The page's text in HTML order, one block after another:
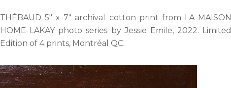
THÉBAUD 5" x 7" archival cotton print from LA MAISON
HOME LAKAY photo series by Jessie Emile, 2022. Limited
Edition of 4 prints, Montréal QC.